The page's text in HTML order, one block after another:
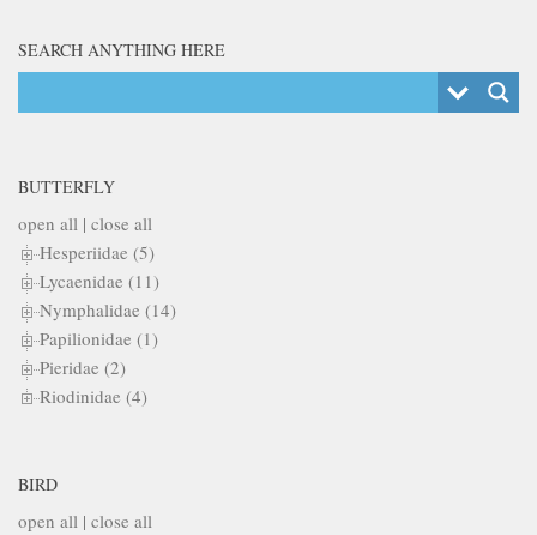
SEARCH ANYTHING HERE
BUTTERFLY
open all | close all
Hesperiidae (5)
Lycaenidae (11)
Nymphalidae (14)
Papilionidae (1)
Pieridae (2)
Riodinidae (4)
BIRD
open all | close all